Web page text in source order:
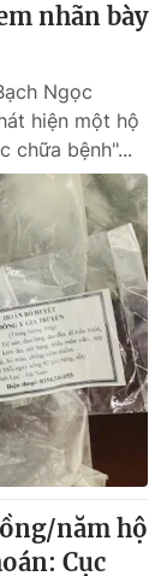
nhãn bày
Ngọc
hiện một hộ
chữa bệnh"...
năm hộ
Cục